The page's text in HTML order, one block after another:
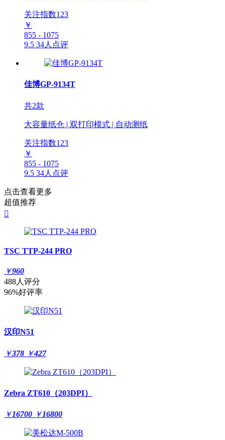
关注指数123
￥
855 - 1075
9.5 34人点评
佳博GP-9134T
共2款
大容量纸仓 | 双打印模式 | 自动测纸
关注指数123
￥
855 - 1075
9.5 34人点评
点击查看更多
超值推荐

TSC TTP-244 PRO
￥960
488人评分
96%好评率
汉印N51
￥378 ￥427
Zebra ZT610（203DPI）
￥16700 ￥16800